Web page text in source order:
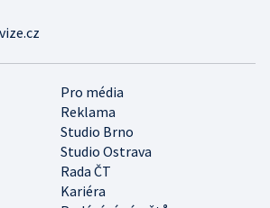
Pro média
Reklama
Studio Brno
Studio Ostrava
Rada ČT
Kariéra